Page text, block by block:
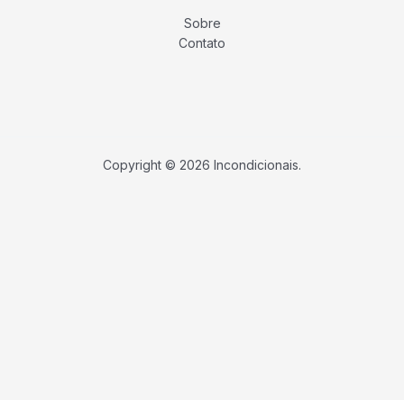
Sobre
Contato
Copyright © 2026 Incondicionais.